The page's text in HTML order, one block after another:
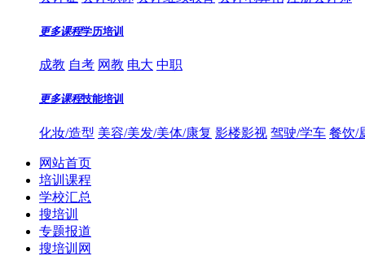
更多课程学历培训
成教 自考 网教 电大 中职
更多课程技能培训
化妆/造型 美容/美发/美体/康复 影楼影视 驾驶/学车 餐饮/
网站首页
培训课程
学校汇总
搜培训
专题报道
搜培训网